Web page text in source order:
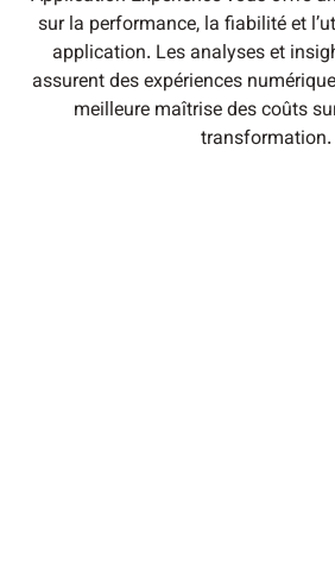
Application Experience vous offre
sur la performance, la fiabilité et
application. Les analyses et
assurent des expériences
meilleure maîtrise des coûts